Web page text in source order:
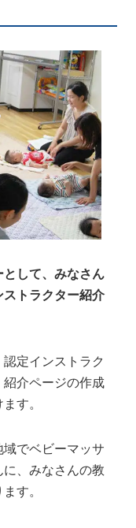
して、みなさん
トラクター紹介
定インストラク
介ページの作成
す。
でベビーマッサ
、みなさんの教
す。